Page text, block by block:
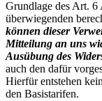
Grundlage des Art.
überwiegenden
können dieser
Mitteilung an uns
Ausübung des
auch den dafür
Hierfür entstehen
den Basistarifen.